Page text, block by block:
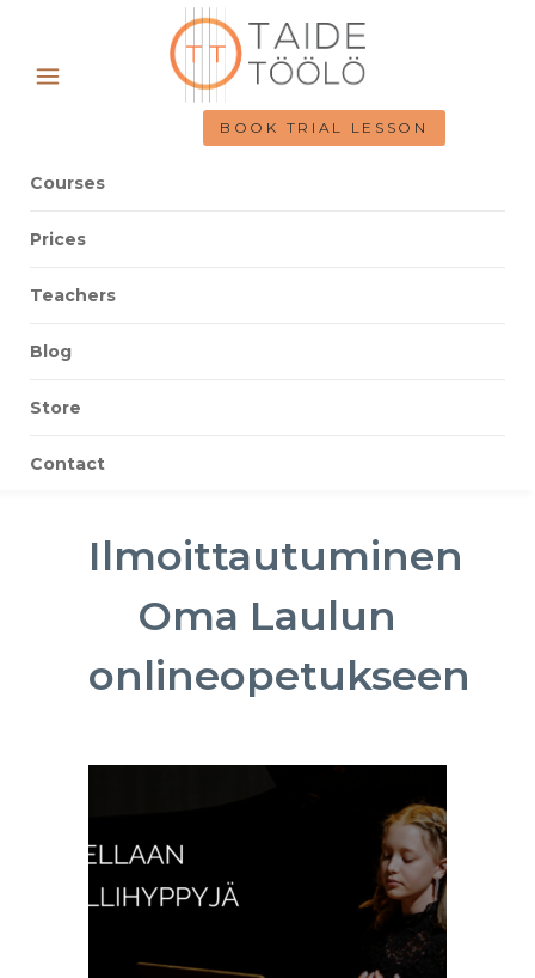
BOOK TRIAL LESSON
Courses
Prices
Teachers
Blog
Store
Contact
Ilmoittautuminen
Oma Laulun
onlineopetukseen